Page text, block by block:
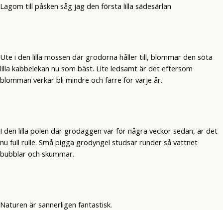
Lagom till påsken såg jag den första lilla sädesärlan
Ute i den lilla mossen där grodorna håller till, blommar den söta
lilla kabbelekan nu som bäst. Lite ledsamt är det eftersom
blomman verkar bli mindre och färre för varje år.
I den lilla pölen där grodäggen var för några veckor sedan, är det
nu full rulle. Små pigga grodyngel studsar runder så vattnet
bubblar och skummar.
Naturen är sannerligen fantastisk.